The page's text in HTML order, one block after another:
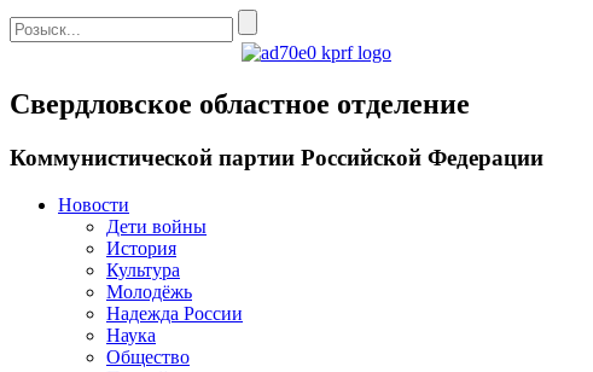
Свердловское областное отделение
Коммунистической партии Российской Федерации
Новости
Дети войны
История
Культура
Молодёжь
Надежда России
Наука
Общество